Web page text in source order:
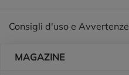
Consigli d'uso e Avvertenze
MAGAZINE